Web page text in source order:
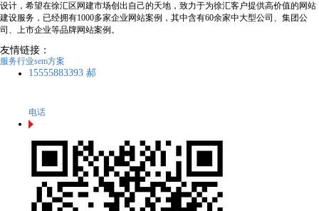
设计，希望在徐汇区网建市场创出自己的天地，致力于为徐汇客户提供高价值的网站
建设服务，已经拥有1000多家企业网站案例，其中含有60余家中大型公司、集团公
司、上市企业等品牌网站案例。
友情链接：
服务行业sem方案
15555883393 郝
电话